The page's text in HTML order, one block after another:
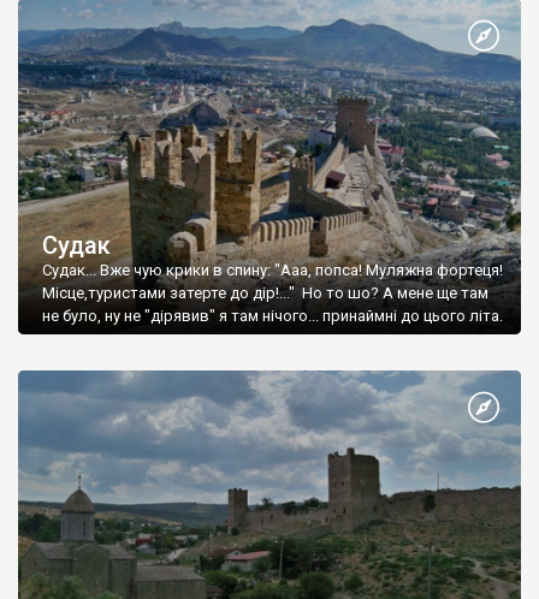
Судак
Судак... Вже чую крики в спину: "Ааа, попса! Муляжна фортеця!
Місце,туристами затерте до дір!..." Но то шо? А мене ще там
не було, ну не "дірявив" я там нічого... принаймні до цього літа.